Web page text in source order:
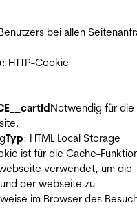
bei allen
: HTTP-Cookie
Notwendig für die
Typ: HTML Local Storage
ist für die Cache-
verwendet, um die
der webseite zu
im Browser des